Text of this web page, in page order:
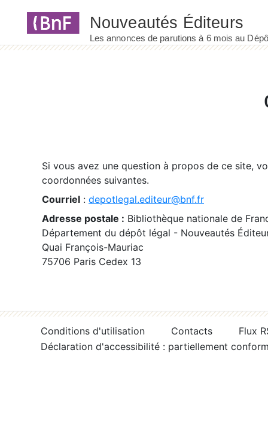
Si vous avez une question à propos de ce site,
coordonnées suivantes.
Courriel : depotlegal.editeur@bnf.fr
Adresse postale : Bibliothèque nationale de
Département du dépôt légal - Nouveautés
Quai François-Mauriac
75706 Paris Cedex 13
Conditions d'utilisation Contacts
Flux
Déclaration d'accessibilité : partiellement